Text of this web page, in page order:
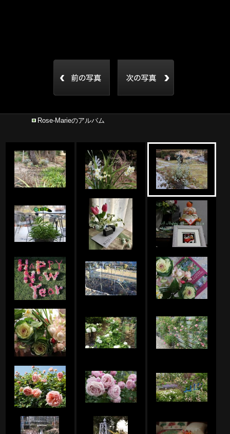
Rose-Marieのアルバム